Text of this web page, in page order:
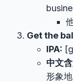
Get the
IPA:
中文
形象